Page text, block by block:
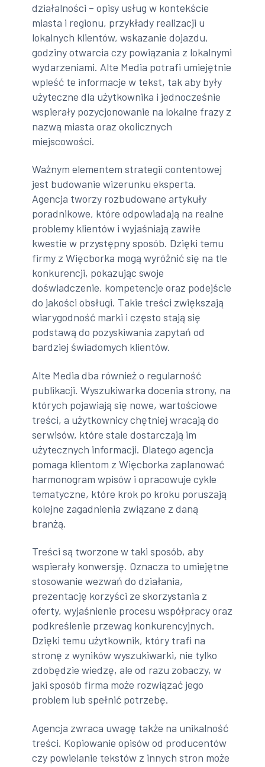
działalności – opisy usług w kontekście
miasta i regionu, przykłady realizacji u
lokalnych klientów, wskazanie dojazdu,
godziny otwarcia czy powiązania z lokalnymi
wydarzeniami. Alte Media potrafi umiejętnie
wpleść te informacje w tekst, tak aby były
użyteczne dla użytkownika i jednocześnie
wspierały pozycjonowanie na lokalne frazy z
nazwą miasta oraz okolicznych
miejscowości.
Ważnym elementem strategii contentowej
jest budowanie wizerunku eksperta.
Agencja tworzy rozbudowane artykuły
poradnikowe, które odpowiadają na realne
problemy klientów i wyjaśniają zawiłe
kwestie w przystępny sposób. Dzięki temu
firmy z Więcborka mogą wyróżnić się na tle
konkurencji, pokazując swoje
doświadczenie, kompetencje oraz podejście
do jakości obsługi. Takie treści zwiększają
wiarygodność marki i często stają się
podstawą do pozyskiwania zapytań od
bardziej świadomych klientów.
Alte Media dba również o regularność
publikacji. Wyszukiwarka docenia strony, na
których pojawiają się nowe, wartościowe
treści, a użytkownicy chętniej wracają do
serwisów, które stale dostarczają im
użytecznych informacji. Dlatego agencja
pomaga klientom z Więcborka zaplanować
harmonogram wpisów i opracowuje cykle
tematyczne, które krok po kroku poruszają
kolejne zagadnienia związane z daną
branżą.
Treści są tworzone w taki sposób, aby
wspierały konwersję. Oznacza to umiejętne
stosowanie wezwań do działania,
prezentację korzyści ze skorzystania z
oferty, wyjaśnienie procesu współpracy oraz
podkreślenie przewag konkurencyjnych.
Dzięki temu użytkownik, który trafi na
stronę z wyników wyszukiwarki, nie tylko
zdobędzie wiedzę, ale od razu zobaczy, w
jaki sposób firma może rozwiązać jego
problem lub spełnić potrzebę.
Agencja zwraca uwagę także na unikalność
treści. Kopiowanie opisów od producentów
czy powielanie tekstów z innych stron może